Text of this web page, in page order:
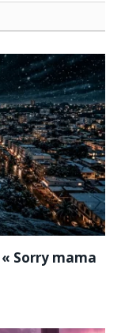
Sorry mama